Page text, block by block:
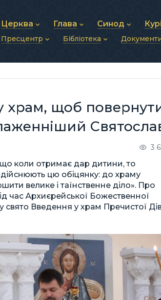
Церква
Про УГКЦ
Структура УГКЦ
Глава
Блаженніший Святослав
Фотографії
Синод
Синод Єпископів
Митрополичі
Пресцентр
Публікації
Фото та відео
Архів новин (2013–2022)
Бібліотека
Молитви
храм, щоб
3
коли отримає дар дитини, то
цю обіцянку: до храму
велике і таїнственне діло». Про
час Архиєрейської Божественної
свято Введення у храм Пречистої